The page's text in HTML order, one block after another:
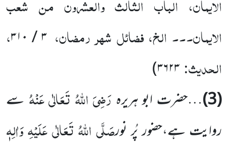
الایمان۔۔۔ الخ، فضائل شہر رمضان، ۳ / ۳۱۰
،
الحدیث:۳۶۲۳)
(3) …حضرت ابو ہریرہرَضِیَ اللہُ تَعَالٰی عَنْہُ سے
روایت ہے،حضور پُر نورصَلَّی اللہُ تَعَالٰی عَلَیْہِ وَاٰلِہٖ